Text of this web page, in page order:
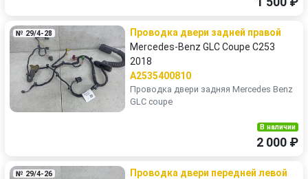
№ 29/4-28
Проводка двери задней правой
Mercedes-Benz GLC Coupe C253
2018
A2535400810
Проводка двери задняя Mercedes Benz
GLC coupe
В наличии
2 000 ₽
№ 29/4-26
Проводка двери передней левой